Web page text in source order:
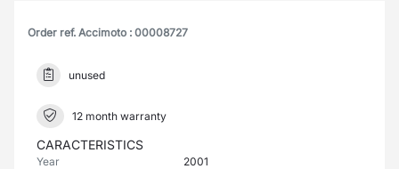
Order ref. Accimoto : 00008727
unused
12 month warranty
CARACTERISTICS
Year
2001